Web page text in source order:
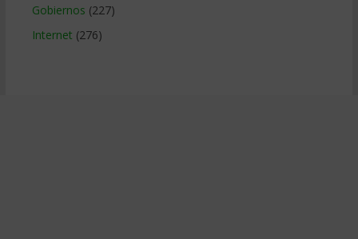
Gobiernos (227)
Internet (276)